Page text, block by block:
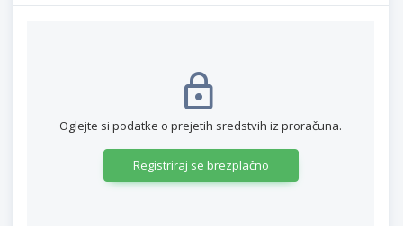
Oglejte si podatke o prejetih sredstvih iz proračuna.
Registriraj se brezplačno